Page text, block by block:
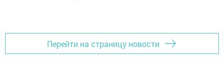
Перейти на страницу новости